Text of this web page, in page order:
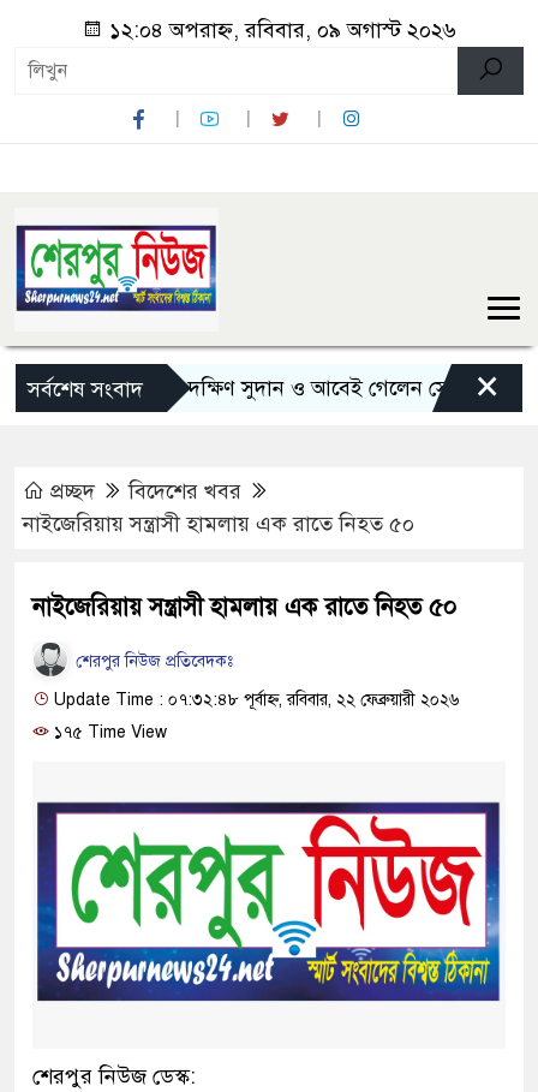
১২:০৪ অপরাহ্ন, রবিবার, ০৯ অগাস্ট ২০২৬
সর্বশেষ সংবাদ
দিনের সফরে দক্ষিণ সুদান ও আবেই গেলেন সেনাপ্রধান ×
প্রচ্ছদ
বিদেশের খবর
নাইজেরিয়ায় সন্ত্রাসী হামলায় এক রাতে নিহত ৫০
নাইজেরিয়ায় সন্ত্রাসী হামলায় এক রাতে নিহত ৫০
শেরপুর নিউজ প্রতিবেদকঃ
Update Time : ০৭:৩২:৪৮ পূর্বাহ্ন, রবিবার, ২২ ফেব্রুয়ারী ২০২৬
১৭৫ Time View
শেরপুর নিউজ ডেস্ক: